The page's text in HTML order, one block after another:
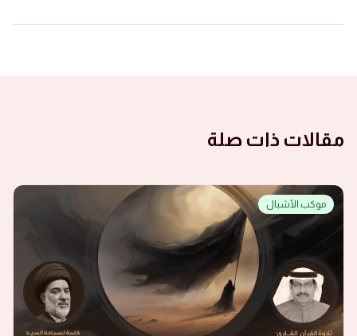
مقالات ذات صلة
موكب الأشبال